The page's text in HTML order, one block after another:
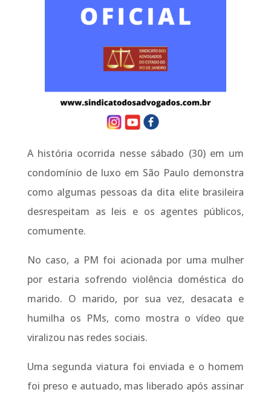
A história ocorrida nesse sábado (30) em um
condomínio de luxo em São Paulo demonstra
como algumas pessoas da dita elite brasileira
desrespeitam as leis e os agentes públicos,
comumente.
No caso, a PM foi acionada por uma mulher
por estaria sofrendo violência doméstica do
marido. O marido, por sua vez, desacata e
humilha os PMs, como mostra o vídeo que
viralizou nas redes sociais.
Uma segunda viatura foi enviada e o homem
foi preso e autuado, mas liberado após assinar